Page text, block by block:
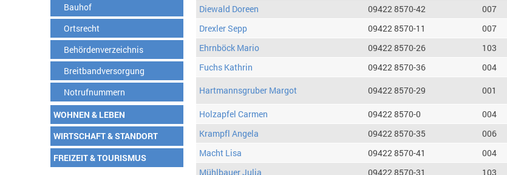
Bauhof
Ortsrecht
Behördenverzeichnis
Breitbandversorgung
Notrufnummern
WOHNEN & LEBEN
WIRTSCHAFT & STANDORT
FREIZEIT & TOURISMUS
Diewald Doreen
09422 8570-42 007
Drexler Sepp
09422 8570-11 007
Ehrnböck Mario
09422 8570-26 103
Fuchs Kathrin
09422 8570-36 004
Hartmannsgruber Margot
09422 8570-29 001
Holzapfel Carmen
09422 8570-0 004
Krampfl Angela
09422 8570-35 006
Macht Lisa
09422 8570-41 004
Mühlbauer Julia
09422 8570-31 103